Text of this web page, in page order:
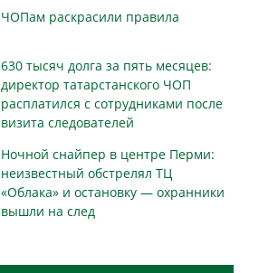
ЧОПам раскрасили правила
630 тысяч долга за пять месяцев:
директор татарстанского ЧОП
расплатился с сотрудниками после
визита следователей
Ночной снайпер в центре Перми:
неизвестный обстрелял ТЦ
«Облака» и остановку — охранники
вышли на след